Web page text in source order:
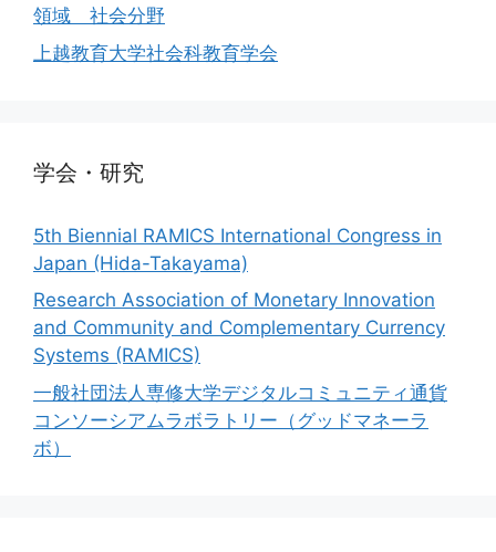
領域 社会分野
上越教育大学社会科教育学会
学会・研究
5th Biennial RAMICS International Congress in
Japan (Hida-Takayama)
Research Association of Monetary Innovation
and Community and Complementary Currency
Systems (RAMICS)
一般社団法人専修大学デジタルコミュニティ通貨
コンソーシアムラボラトリー（グッドマネーラ
ボ）